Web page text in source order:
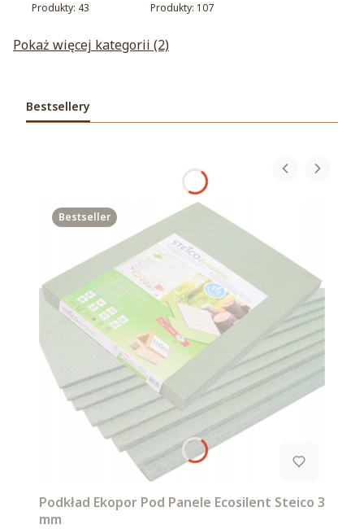
Produkty: 43 Produkty: 107
Pokaż więcej kategorii (2)
Bestsellery
Bestseller
Podkład Ekopor Pod Panele Ecosilent Steico 3
mm